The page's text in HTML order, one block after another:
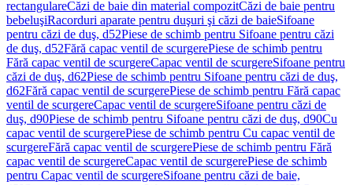
rectangulareCăzi de baie din material compozitCăzi de baie pentru
bebeluşiRacorduri aparate pentru duşuri şi căzi de baieSifoane
pentru căzi de duş, d52Piese de schimb pentru Sifoane pentru căzi
de duş, d52Fără capac ventil de scurgerePiese de schimb pentru
Fără capac ventil de scurgereCapac ventil de scurgereSifoane pentru
căzi de duş, d62Piese de schimb pentru Sifoane pentru căzi de duş,
d62Fără capac ventil de scurgerePiese de schimb pentru Fără capac
ventil de scurgereCapac ventil de scurgereSifoane pentru căzi de
duş, d90Piese de schimb pentru Sifoane pentru căzi de duş, d90Cu
capac ventil de scurgerePiese de schimb pentru Cu capac ventil de
scurgereFără capac ventil de scurgerePiese de schimb pentru Fără
capac ventil de scurgereCapac ventil de scurgerePiese de schimb
pentru Capac ventil de scurgereSifoane pentru căzi de baie,